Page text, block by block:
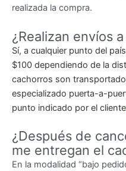
realizada la compra.
¿Realizan envíos
Sí, a cualquier punto del
$100 dependiendo de la
cachorros son
especializado puerta-a-
punto indicado por el
¿Después de
me entregan el
En la modalidad “bajo